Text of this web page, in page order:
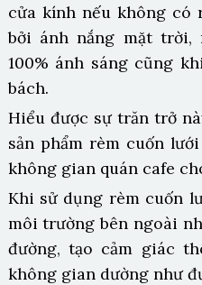
cửa kính nếu không có
bởi ánh nắng mặt trời,
100% ánh sáng cũng
bách.
Hiểu được sự trăn trở
sản phẩm rèm cuốn
không gian quán cafe
Khi sử dụng rèm cuốn
môi trường bên ngoài
đường, tạo cảm giác
không gian dường như